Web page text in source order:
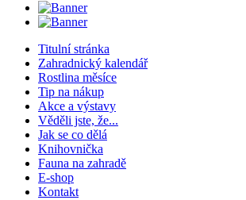
Titulní stránka
Zahradnický kalendář
Rostlina měsíce
Tip na nákup
Akce a výstavy
Věděli jste, že...
Jak se co dělá
Knihovnička
Fauna na zahradě
E-shop
Kontakt